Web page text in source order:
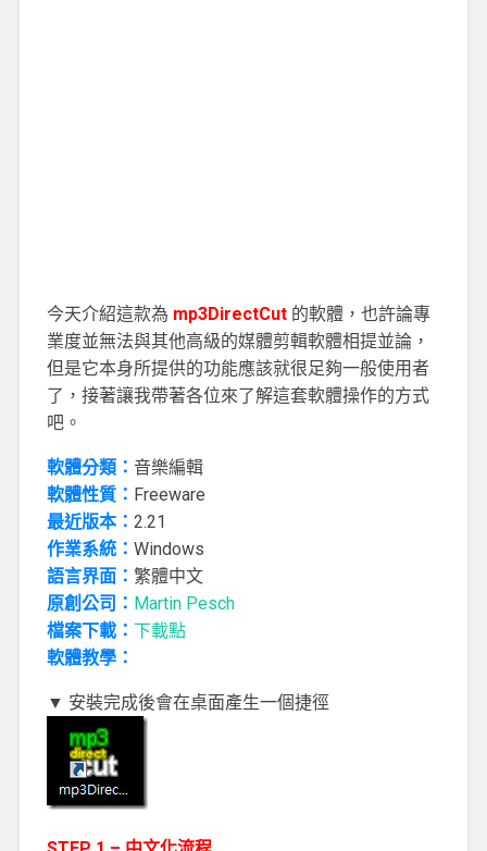
今天介紹這款為 mp3DirectCut的軟體，也許論專
業度並無法與其他高級的媒體剪輯軟體相提並論，
但是它本身所提供的功能應該就很足夠一般使用者
了，接著讓我帶著各位來了解這套軟體操作的方式
吧。
軟體分類： 音樂編輯
軟體性質： Freeware
最近版本： 2.21
作業系統： Windows
語言界面： 繁體中文
原創公司： Martin Pesch
檔案下載： 下載點
軟體教學：
▼ 安裝完成後會在桌面產生一個捷徑